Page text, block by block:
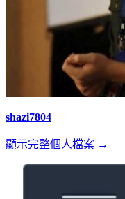
shazi7804
顯示完整個人檔案 →